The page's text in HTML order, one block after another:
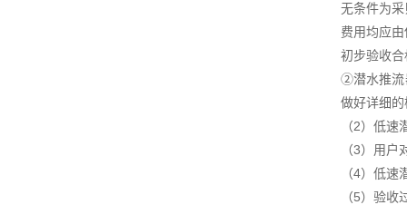
无条件为
费用均应
初步验收
②潜水推流
做好详细
（2）低
（3）用
（4）低
（5）验